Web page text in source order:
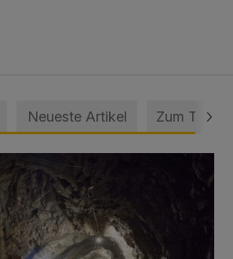
Neueste Artikel Zum Thema